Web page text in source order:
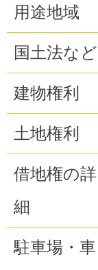
用途地域
国土法など
建物権利
土地権利
借地権の詳
細
駐車場・車